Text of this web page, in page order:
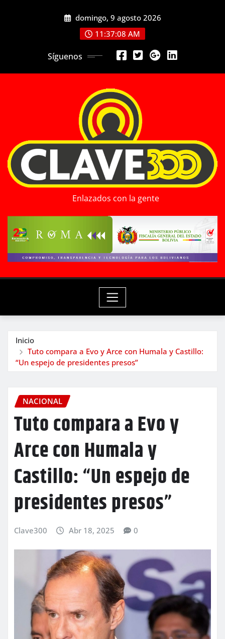
domingo, 9 agosto 2026
11:37:09 AM
Síguenos
Enlazados con la gente
Inicio
Tuto compara a Evo y Arce con Humala y Castillo:
“Un espejo de presidentes presos”
NACIONAL
Tuto compara a Evo y
Arce con Humala y
Castillo: “Un espejo de
presidentes presos”
Clave300 Abr 18, 2025 0